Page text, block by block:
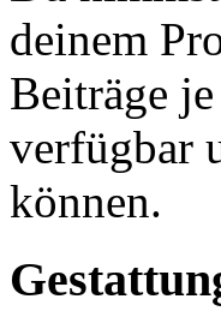
deinem
Beiträge
verfügbar
können.